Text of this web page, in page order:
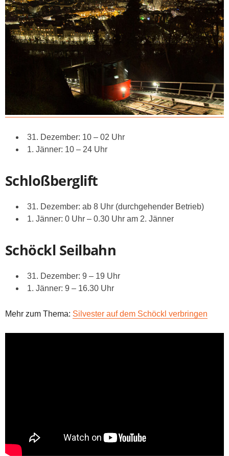
31. Dezember: 10 – 02 Uhr
1. Jänner: 10 – 24 Uhr
Schloßberglift
31. Dezember: ab 8 Uhr (durchgehender Betrieb)
1. Jänner: 0 Uhr – 0.30 Uhr am 2. Jänner
Schöckl Seilbahn
31. Dezember: 9 – 19 Uhr
1. Jänner: 9 – 16.30 Uhr
Mehr zum Thema: Silvester auf dem Schöckl verbringen